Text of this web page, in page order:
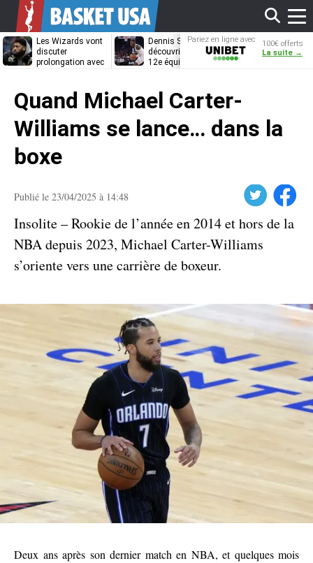
Les Wizards vont
discuter
prolongation avec
Dennis Schröder
découvrira-t-il une
12e équipe
Les Grizzlies
cherchent
Pariez en ligne avec
Unibet
100€ offerts
La suite →
Quand Michael Carter-
Williams se lance… dans la
boxe
Publié le 23/04/2025 à 14:48 Facebook
Insolite – Rookie de l’année en 2014 et hors de la
NBA depuis 2023, Michael Carter-Williams
s’oriente vers une carrière de boxeur.
Deux ans après son dernier match en NBA, et quelques mois